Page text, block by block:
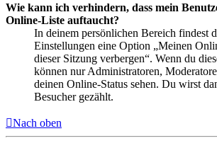
Wie kann ich verhindern, dass mein
Online-Liste auftaucht?
In deinem persönlichen Bereich findest
Einstellungen eine Option „Meinen
dieser Sitzung verbergen“. Wenn du
können nur Administratoren,
deinen Online-Status sehen. Du wirst
Besucher gezählt.
Nach oben